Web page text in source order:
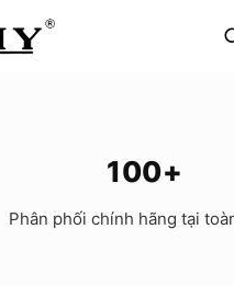
100+
Phân phối chính hãng tại